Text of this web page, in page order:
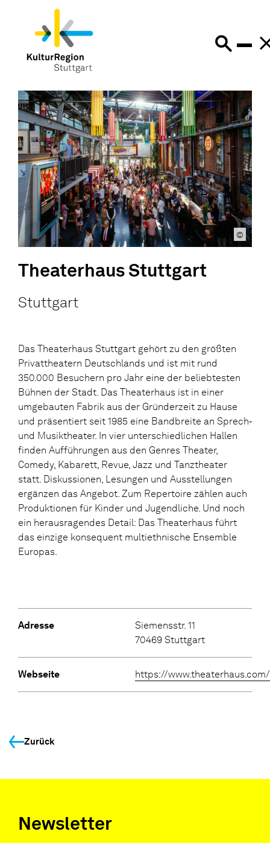
©
Theaterhaus Stuttgart
Stuttgart
Das Theaterhaus Stuttgart gehört zu den größten
Privattheatern Deutschlands und ist mit rund
350.000 Besuchern pro Jahr eine der beliebtesten
Bühnen der Stadt. Das Theaterhaus ist in einer
umgebauten Fabrik aus der Gründerzeit zu Hause
und präsentiert seit 1985 eine Bandbreite an Sprech‐
und Musiktheater. In vier unterschiedlichen Hallen
finden Aufführungen aus den Genres Theater,
Comedy, Kabarett, Revue, Jazz und Tanztheater
statt. Diskussionen, Lesungen und Ausstellungen
ergänzen das Angebot. Zum Repertoire zählen auch
Produktionen für Kinder und Jugendliche. Und noch
ein herausragendes Detail: Das Theaterhaus führt
das einzige konsequent multiethnische Ensemble
Europas.
Adresse
Siemensstr. 11
70469 Stuttgart
Webseite https://
Zurück
Newsletter